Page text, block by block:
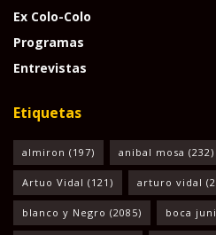
Ex Colo-Colo
Programas
Entrevistas
Etiquetas
almiron (197) anibal mosa (232)
Artuo Vidal (121) arturo vidal
blanco y Negro (2085) boca